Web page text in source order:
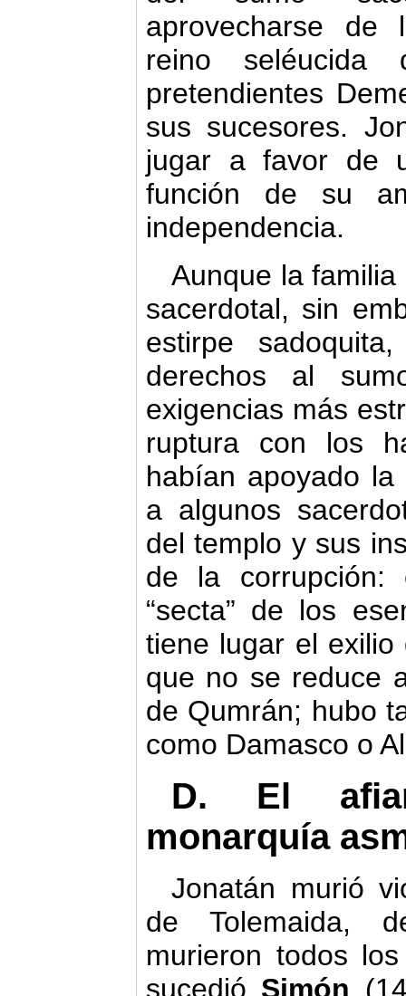
aprovecharse de
reino seléucida
pretendientes
sus sucesores.
jugar a favor de
función de su
independencia.
Aunque la
sacerdotal, sin
estirpe
derechos al
exigencias más
ruptura con los
habían apoyado
a algunos
del templo y sus
de la
“secta” de los
tiene lugar el exilio
que no se reduce
de Qumrán; hubo
como Damasco o
D. El
monarquía
Jonatán murió
de Tolemaida,
murieron todos
sucedió Simón